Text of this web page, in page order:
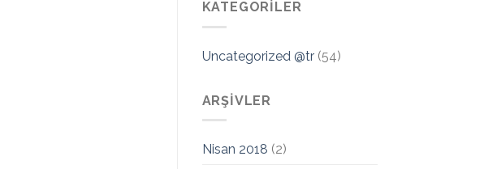
KATEGORILER
Uncategorized @tr(54)
ARŞIVLER
Nisan 2018 (2)